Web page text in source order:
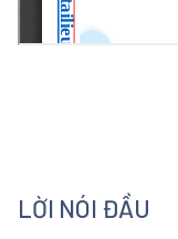
LỜI NÓI ĐẦU